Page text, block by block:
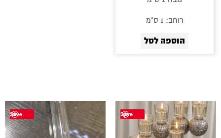
רוחב: 1 ס"מ
הוספה לסל
Save
Save